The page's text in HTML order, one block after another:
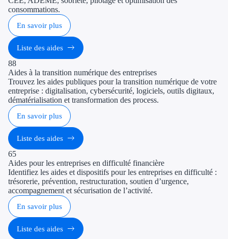
consommations.
En savoir plus
Liste des aides
88
Aides à la transition numérique des entreprises
Trouvez les aides publiques pour la transition numérique de votre
entreprise : digitalisation, cybersécurité, logiciels, outils digitaux,
dématérialisation et transformation des process.
En savoir plus
Liste des aides
65
Aides pour les entreprises en difficulté financière
Identifiez les aides et dispositifs pour les entreprises en difficulté :
trésorerie, prévention, restructuration, soutien d’urgence,
accompagnement et sécurisation de l’activité.
En savoir plus
Liste des aides